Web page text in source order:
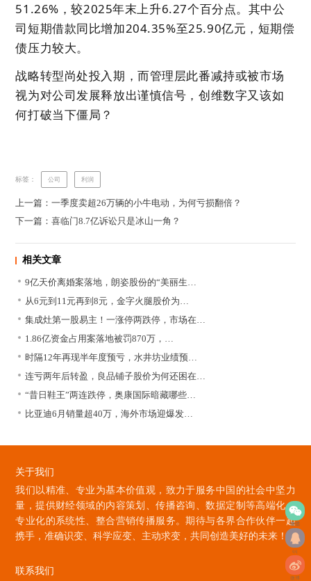
微信
qq
微博
51.26%，较2025年末上升6.27个百分点。其中公
司短期借款同比增加204.35%至25.90亿元，短期偿
债压力较大。
战略转型尚处投入期，而管理层此番减持或被市场
视为对公司发展释放出谨慎信号，创维数字又该如
何打破当下僵局？
标签： 公司 利润
上一篇：一季度卖超26万辆的小牛电动，为何亏损翻倍？
下一篇：喜临门8.7亿诉讼只是冰山一角？
相关文章
9亿天价离婚案落地，朗姿股份的“美丽生…
从6元到11元再到8元，金字火腿股价为…
集成灶第一股易主！一涨停两跌停，市场在…
1.86亿资金占用案落地被罚870万，…
时隔12年再现半年度预亏，水井坊业绩预…
连亏两年后转盈，良品铺子股价为何还困在…
“昔日鞋王”两连跌停，奥康国际暗藏哪些…
比亚迪6月销量超40万，海外市场迎爆发…
关于我们
我们以精准、专业为基本价值观，致力于服务中国的社会中坚力
量，提供财经领域的内容策划、传播咨询、数据定制等高端化、
专业化的系统性、整合营销传播服务。期待与各界合作伙伴一起
携手，准确识变、科学应变、主动求变，共同创造美好的未来！
联系我们